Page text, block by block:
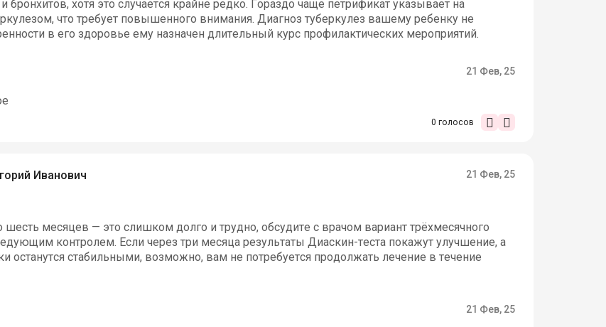
хотя это случается крайне редко. Гораздо чаще петрификат указывает на
что требует повышенного внимания. Диагноз туберкулез вашему ребенку не
в его здоровье ему назначен длительный курс профилактических мероприятий.
21 Фев, 25
0 голосов
Иванович 21 Фев, 25
шесть месяцев — это слишком долго и трудно, обсудите с врачом вариант трёхмесячного
контролем. Если через три месяца результаты Диаскин-теста покажут улучшение, а
останутся стабильными, возможно, вам не потребуется продолжать лечение в течение
21 Фев, 25